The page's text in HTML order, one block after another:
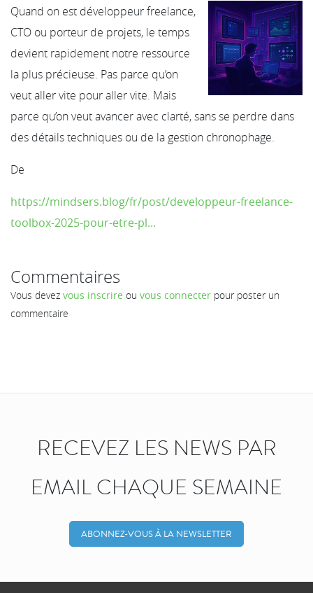
Quand on est développeur freelance,
CTO ou porteur de projets, le temps
devient rapidement notre ressource
la plus précieuse. Pas parce qu’on
veut aller vite pour aller vite. Mais
parce qu’on veut avancer avec clarté, sans se perdre dans
des détails techniques ou de la gestion chronophage.
De
https://mindsers.blog/fr/post/developpeur-freelance-
toolbox-2025-pour-etre-pl...
Commentaires
Vous devez vous inscrire ou vous connecter pour poster un
commentaire
RECEVEZ LES NEWS PAR
EMAIL CHAQUE SEMAINE
ABONNEZ-VOUS À LA NEWSLETTER